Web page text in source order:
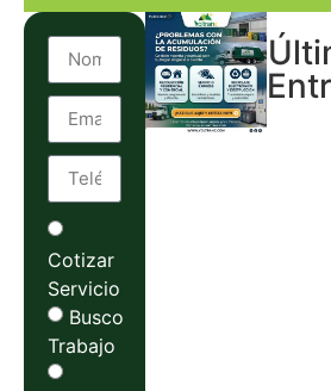
Cotizar
Servicio
Busco
Trabajo